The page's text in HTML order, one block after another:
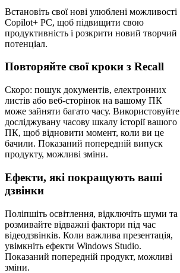
Встановіть свої нові улюблені можливості
Copilot+ PC, щоб підвищити свою
продуктивність і розкрити новий творчий
потенціал.
Повторяйте свої кроки з Recall
Скоро: пошук документів, електронних
листів або веб-сторінок на вашому ПК
може зайняти багато часу. Використовуйте
досліджувану часову шкалу історії вашого
ПК, щоб відновити момент, коли ви це
бачили. Показаний попередній випуск
продукту, можливі зміни.
Ефекти, які покращують ваші
дзвінки
Поліпшіть освітлення, відключіть шуми та
розмивайте відважні фактори під час
відеодзвінків. Коли важлива презентація,
увімкніть ефекти Windows Studio.
Показаний попередній продукт, можливі
зміни.